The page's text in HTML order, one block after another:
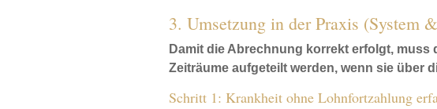
3. Umsetzung in der Praxis (System
Damit die Abrechnung korrekt erfolgt, muss
Zeiträume aufgeteilt werden, wenn sie über
Schritt 1: Krankheit ohne Lohnfortzahlung